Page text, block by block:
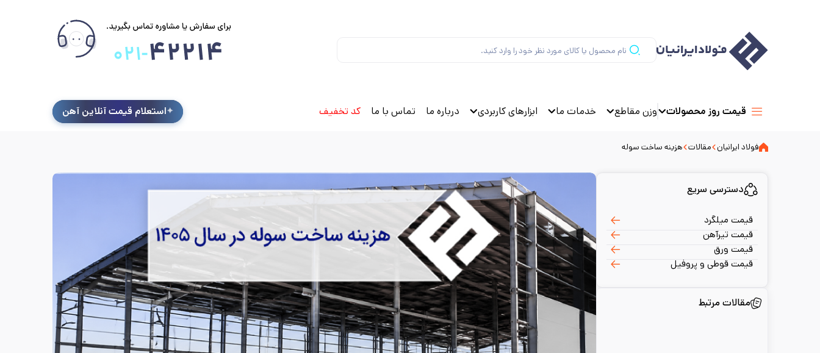
قیمت روز محصولات وزن مقاطع خدمات ما ابزارهای کاربردی درباره ما تماس با ما کد تخفیف استعلام قیمت آنلاین آهن
فولاد ایرانیان مقالات هزینه ساخت سوله
دسترسی سریع
قیمت میلگرد
قیمت تیرآهن
قیمت ورق
قیمت قوطی و پروفیل
مقالات مرتبط